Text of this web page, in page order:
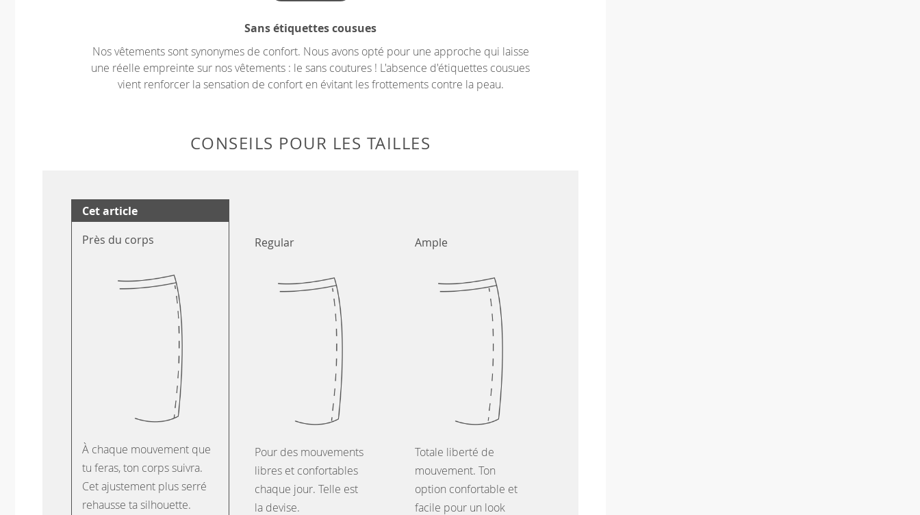
Sans étiquettes cousues
Nos vêtements sont synonymes de confort. Nous avons opté pour une approche qui laisse
une réelle empreinte sur nos vêtements : le sans coutures ! L'absence d'étiquettes cousues
vient renforcer la sensation de confort en évitant les frottements contre la peau.
CONSEILS POUR LES TAILLES
Cet article
Près du corps
À chaque mouvement que
tu feras, ton corps suivra.
Cet ajustement plus serré
rehausse ta silhouette.
Regular
Pour des mouvements
libres et confortables
chaque jour. Telle est
la devise.
Ample
Totale liberté de
mouvement. Ton
option confortable et
facile pour un look